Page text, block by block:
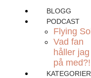
BLOGG
PODCAST
Flying
Vad fan
håller jag
på med?!
KATEGORIER